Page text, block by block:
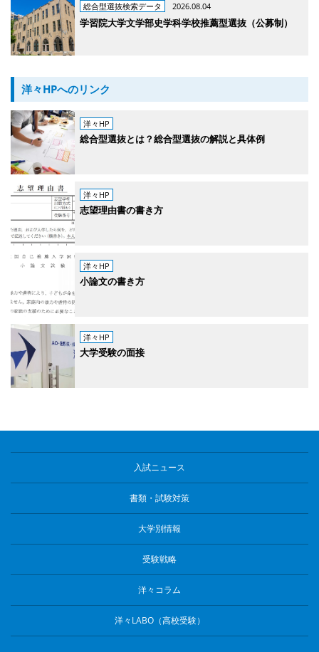
総合型選抜検索データ 2026.08.04
学習院大学文学部史学科学校推薦型選抜（公募制）
洋々HPへのリンク
洋々HP
総合型選抜とは？総合型選抜の解説と具体例
洋々HP
志望理由書の書き方
洋々HP
小論文の書き方
洋々HP
大学受験の面接
入試ニュース
書類・試験対策
大学別情報
受験戦略
洋々コラム
洋々LABO（高校受験）